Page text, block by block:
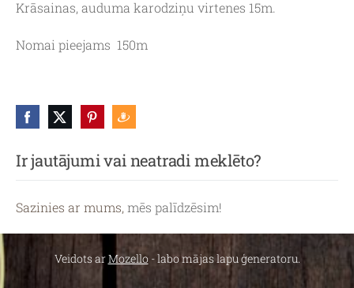
Ir jautājumi vai neatradi meklēto?
Sazinies ar mums, mēs palīdzēsim!
Krāsainas, auduma karodziņu virtenes 15m.
Nomai pieejams 150m
Veidots arMozello- labo mājas lapu ģeneratoru.